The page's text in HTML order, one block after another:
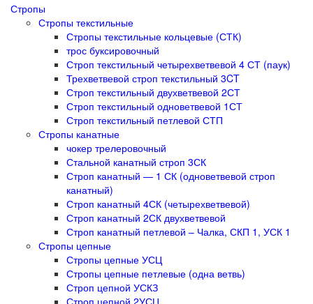
Стропы
Стропы текстильные
Стропы текстильные кольцевые (СТК)
трос буксировочный
Строп текстильный четырехветвевой 4 СТ (паук)
Трехветвевой строп текстильный 3CT
Строп текстильный двухветвевой 2СТ
Строп текстильный одноветвевой 1СТ
Строп текстильный петлевой СТП
Стропы канатные
чокер трелеровочный
Стальной канатный строп 3СК
Строп канатный — 1 СК (одноветвевой строп
канатный)
Строп канатный 4СК (четырехветвевой)
Строп канатный 2СК двухветвевой
Строп канатный петлевой – Чалка, СКП 1, УСК 1
Стропы цепные
Стропы цепные УСЦ
Стропы цепные петлевые (одна ветвь)
Строп цепной УСКЗ
Строп цепной 2УСЦ